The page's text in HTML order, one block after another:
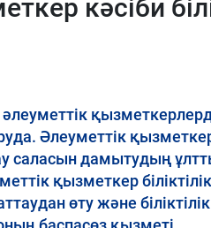
кәсіби
Әлеуметтік
саласын дамытудың
қызметкер
өту және